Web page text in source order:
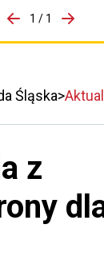
1 / 1
Śląska
z